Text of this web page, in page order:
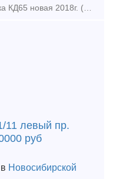
11 левый пр.
руб
в Новосибирской